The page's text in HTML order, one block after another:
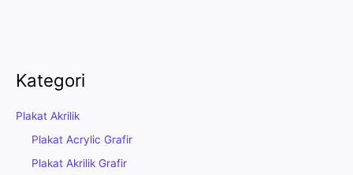
Kategori
Plakat Akrilik
Plakat Acrylic Grafir
Plakat Akrilik Grafir